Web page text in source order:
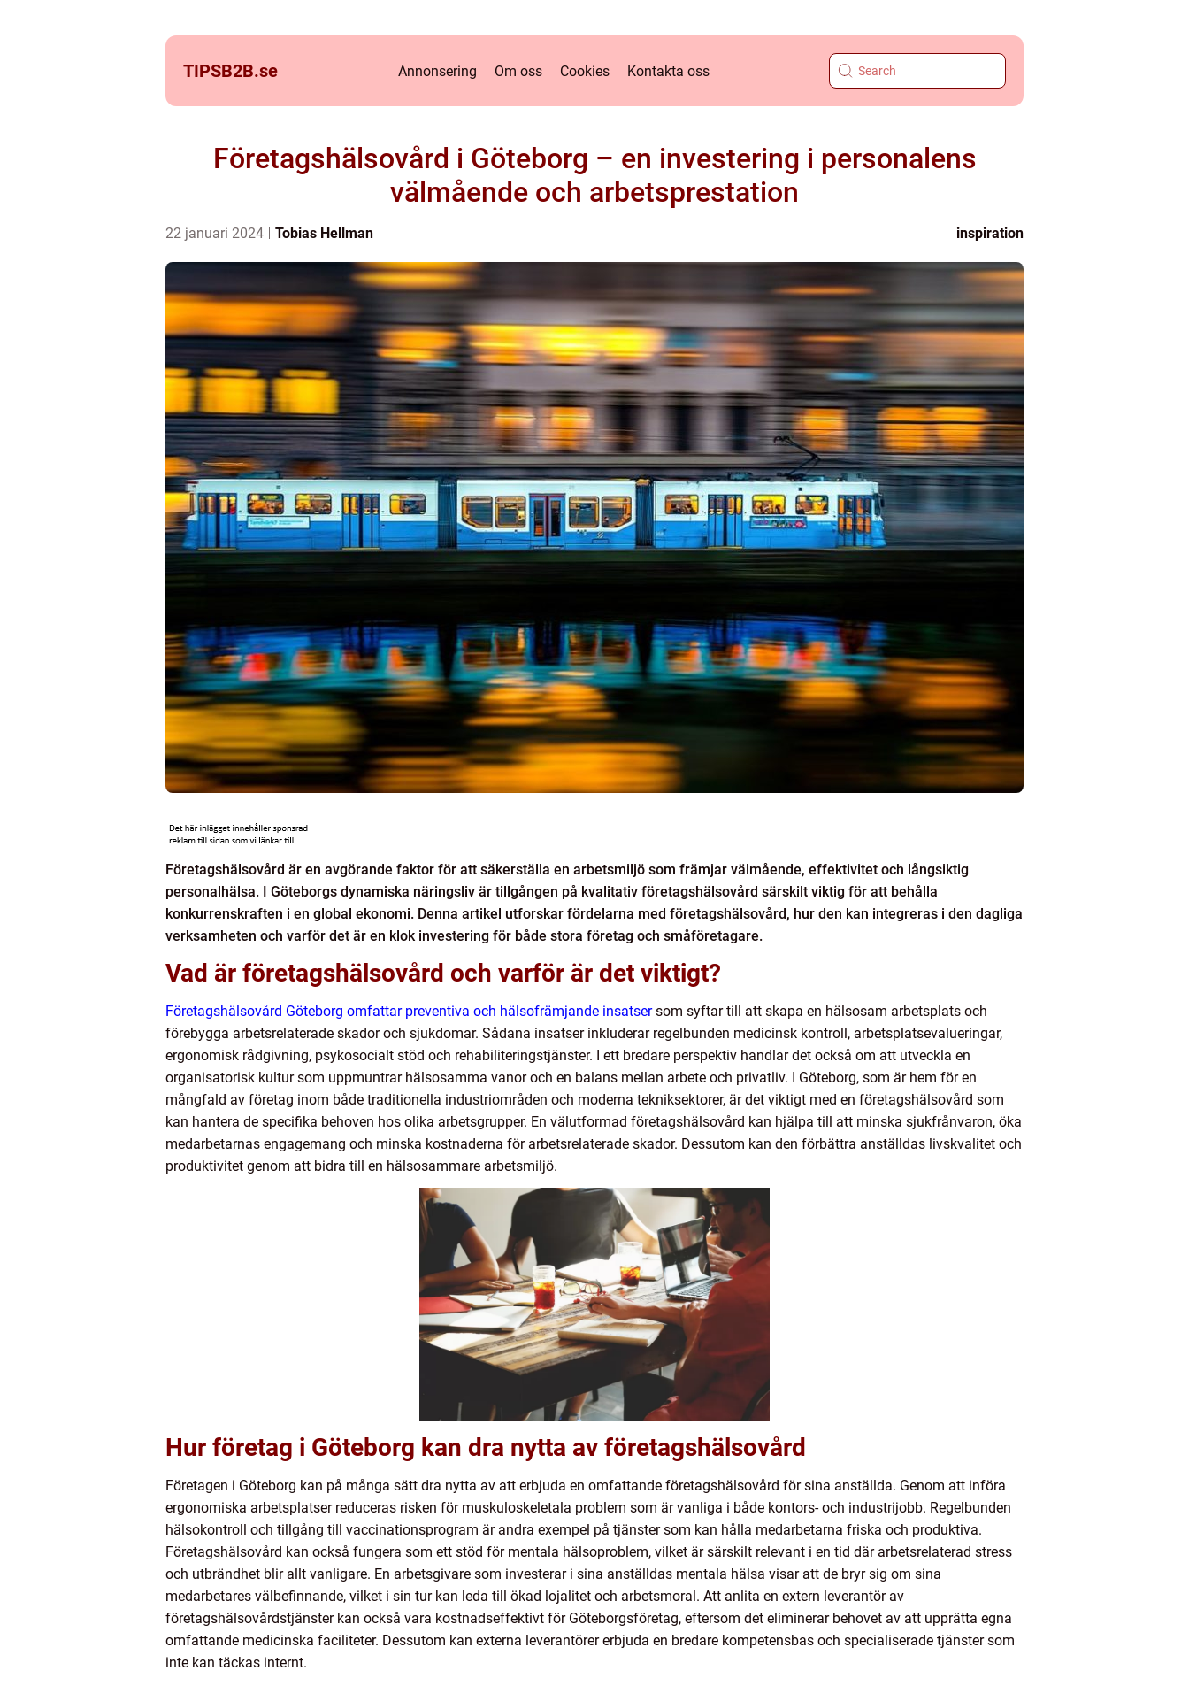
TIPSB2B.se Annonsering Om oss Cookies Kontakta oss
Företagshälsovård i Göteborg – en investering i personalens
välmående och arbetsprestation
22 januari 2024 Tobias Hellman inspiration
Företagshälsovård är en avgörande faktor för att säkerställa en arbetsmiljö som främjar välmående, effektivitet och långsiktig
personalhälsa. I Göteborgs dynamiska näringsliv är tillgången på kvalitativ företagshälsovård särskilt viktig för att behålla
konkurrenskraften i en global ekonomi. Denna artikel utforskar fördelarna med företagshälsovård, hur den kan integreras i den dagliga
verksamheten och varför det är en klok investering för både stora företag och småföretagare.
Vad är företagshälsovård och varför är det viktigt?
Företagshälsovård Göteborg omfattar preventiva och hälsofrämjande insatsersom syftar till att skapa en hälsosam arbetsplats och
förebygga arbetsrelaterade skador och sjukdomar. Sådana insatser inkluderar regelbunden medicinsk kontroll, arbetsplatsevalueringar,
ergonomisk rådgivning, psykosocialt stöd och rehabiliteringstjänster. I ett bredare perspektiv handlar det också om att utveckla en
organisatorisk kultur som uppmuntrar hälsosamma vanor och en balans mellan arbete och privatliv. I Göteborg, som är hem för en
mångfald av företag inom både traditionella industriområden och moderna tekniksektorer, är det viktigt med en företagshälsovård som
kan hantera de specifika behoven hos olika arbetsgrupper. En välutformad företagshälsovård kan hjälpa till att minska sjukfrånvaron, öka
medarbetarnas engagemang och minska kostnaderna för arbetsrelaterade skador. Dessutom kan den förbättra anställdas livskvalitet och
produktivitet genom att bidra till en hälsosammare arbetsmiljö.
Hur företag i Göteborg kan dra nytta av företagshälsovård
Företagen i Göteborg kan på många sätt dra nytta av att erbjuda en omfattande företagshälsovård för sina anställda. Genom att införa
ergonomiska arbetsplatser reduceras risken för muskuloskeletala problem som är vanliga i både kontors- och industrijobb. Regelbunden
hälsokontroll och tillgång till vaccinationsprogram är andra exempel på tjänster som kan hålla medarbetarna friska och produktiva.
Företagshälsovård kan också fungera som ett stöd för mentala hälsoproblem, vilket är särskilt relevant i en tid där arbetsrelaterad stress
och utbrändhet blir allt vanligare. En arbetsgivare som investerar i sina anställdas mentala hälsa visar att de bryr sig om sina
medarbetares välbefinnande, vilket i sin tur kan leda till ökad lojalitet och arbetsmoral. Att anlita en extern leverantör av
företagshälsovårdstjänster kan också vara kostnadseffektivt för Göteborgsföretag, eftersom det eliminerar behovet av att upprätta egna
omfattande medicinska faciliteter. Dessutom kan externa leverantörer erbjuda en bredare kompetensbas och specialiserade tjänster som
inte kan täckas internt.